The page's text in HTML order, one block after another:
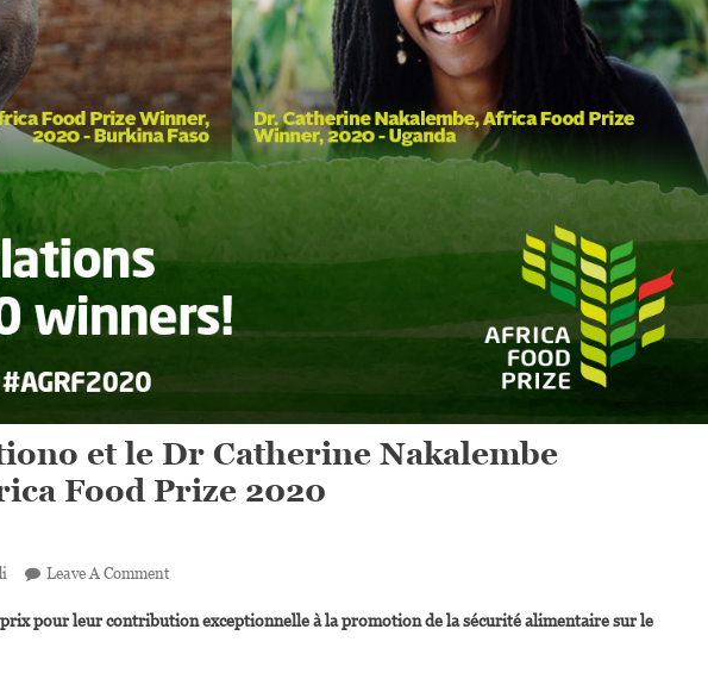
et le Dr Catherine Nakalembe
Food Prize 2020
Leave A CommentOn
Dr
pour leur contribution exceptionnelle à la promotion de la sécurité alimentaire sur le